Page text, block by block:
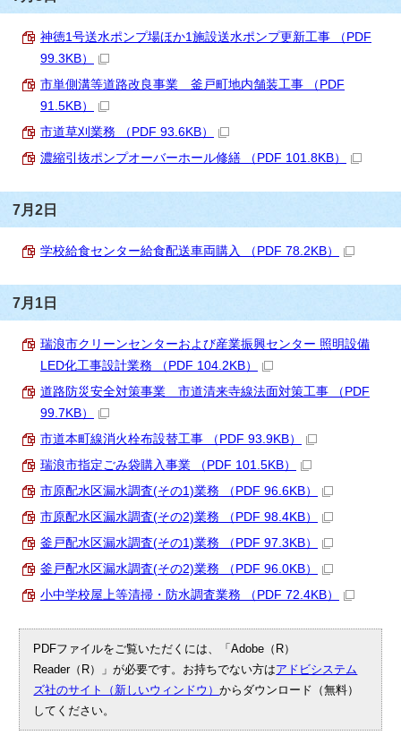
神徳1号送水ポンプ場ほか1施設送水ポンプ更新工事 （PDF
99.3KB）
市単側溝等道路改良事業 釜戸町地内舗装工事 （PDF
91.5KB）
市道草刈業務 （PDF 93.6KB）
濃縮引抜ポンプオーバーホール修繕 （PDF 101.8KB）
7月2日
学校給食センター給食配送車両購入 （PDF 78.2KB）
7月1日
瑞浪市クリーンセンターおよび産業振興センター 照明設備
LED化工事設計業務 （PDF 104.2KB）
道路防災安全対策事業 市道清来寺線法面対策工事 （PDF
99.7KB）
市道本町線消火栓布設替工事 （PDF 93.9KB）
瑞浪市指定ごみ袋購入事業 （PDF 101.5KB）
市原配水区漏水調査(その1)業務 （PDF 96.6KB）
市原配水区漏水調査(その2)業務 （PDF 98.4KB）
釜戸配水区漏水調査(その1)業務 （PDF 97.3KB）
釜戸配水区漏水調査(その2)業務 （PDF 96.0KB）
小中学校屋上等清掃・防水調査業務 （PDF 72.4KB）
PDFファイルをご覧いただくには、「Adobe（R）
Reader（R）」が必要です。お持ちでない方はアドビシステム
ズ社のサイト（新しいウィンドウ）からダウンロード（無料）
してください。